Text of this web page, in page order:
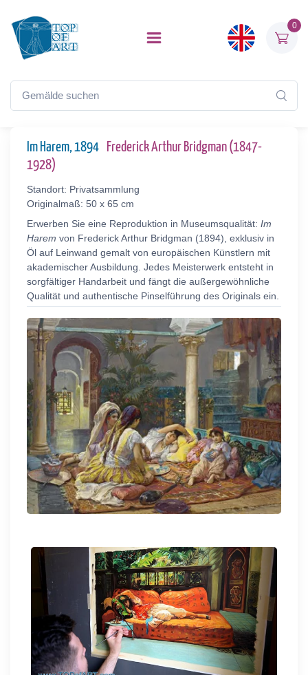
0
Im Harem, 1894
Frederick Arthur Bridgman (1847-
1928)
Standort: Privatsammlung
Originalmaß: 50 x 65 cm
Erwerben Sie eine Reproduktion in Museumsqualität: Im
Harem von Frederick Arthur Bridgman (1894), exklusiv in
Öl auf Leinwand gemalt von europäischen Künstlern mit
akademischer Ausbildung. Jedes Meisterwerk entsteht in
sorgfältiger Handarbeit und fängt die außergewöhnliche
Qualität und authentische Pinselführung des Originals ein.